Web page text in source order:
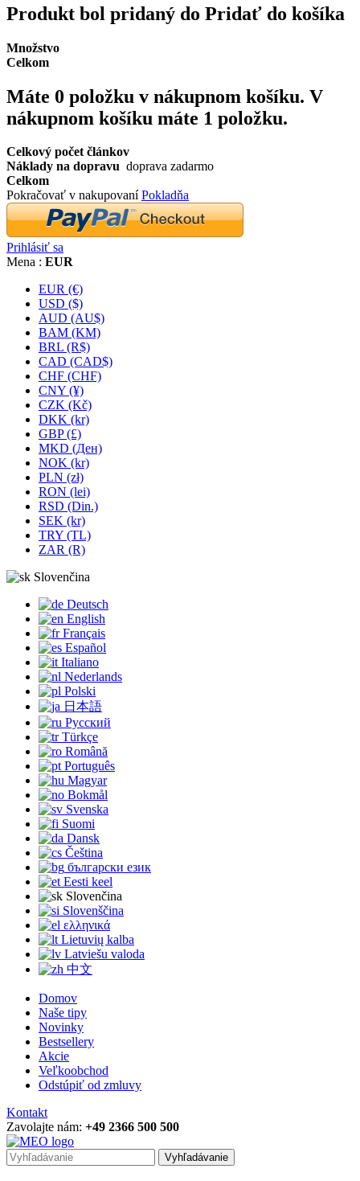
Produkt bol pridaný do Pridať do košíka
Množstvo
Celkom
Máte 0 položku v nákupnom košíku. V
nákupnom košíku máte 1 položku.
Celkový počet článkov
Náklady na dopravu doprava zadarmo
Celkom
Pokračovať v nakupovaníPokladňa
Prihlásiť sa
Mena : EUR
EUR (€)
USD ($)
AUD (AU$)
BAM (KM)
BRL (R$)
CAD (CAD$)
CHF (CHF)
CNY (¥)
CZK (Kč)
DKK (kr)
GBP (£)
MKD (Ден)
NOK (kr)
PLN (zł)
RON (lei)
RSD (Din.)
SEK (kr)
TRY (TL)
ZAR (R)
Slovenčina
Deutsch
English
Français
Español
Italiano
Nederlands
Polski
日本語
Русский
Türkçe
Română
Português
Magyar
Bokmål
Svenska
Suomi
Dansk
Čeština
български език
Eesti keel
Slovenčina
Slovenščina
ελληνικά
Lietuvių kalba
Latviešu valoda
中文
Domov
Naše tipy
Novinky
Bestsellery
Akcie
Veľkoobchod
Odstúpiť od zmluvy
Kontakt
Zavolajte nám: +49 2366 500 500
Vyhľadávanie